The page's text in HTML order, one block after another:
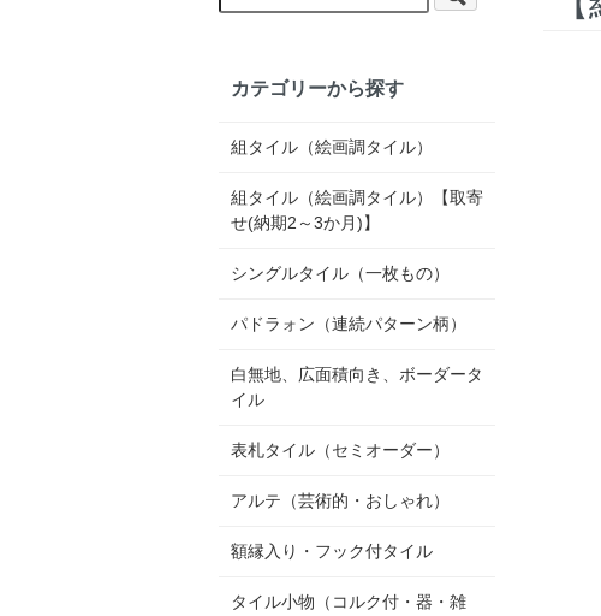
カテゴリーから探す
組タイル（絵画調タイル）
組タイル（絵画調タイル）【取寄
せ(納期2～3か月)】
シングルタイル（一枚もの）
パドラォン（連続パターン柄）
白無地、広面積向き、ボーダータ
イル
表札タイル（セミオーダー）
アルテ（芸術的・おしゃれ）
額縁入り・フック付タイル
タイル小物（コルク付・器・雑